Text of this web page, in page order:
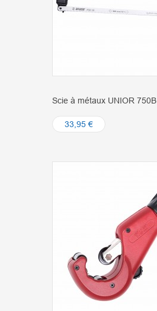
Scie à métaux UNIOR 750B
33,95 €